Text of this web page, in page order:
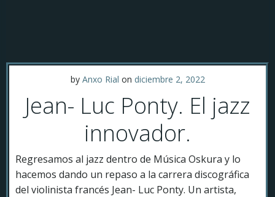
by Anxo Rial on diciembre 2, 2022
Jean- Luc Ponty. El jazz
innovador.
Regresamos al jazz dentro de Música Oskura y lo
hacemos dando un repaso a la carrera discográfica
del violinista francés Jean- Luc Ponty. Un artista,